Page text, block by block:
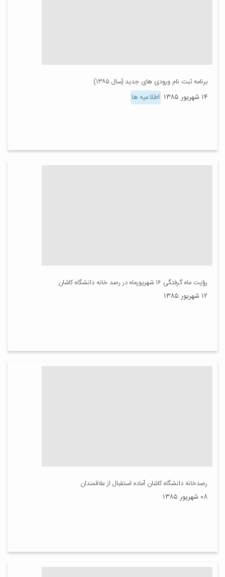
برنامه ثبت نام ورودی های جدید (سال ۱۳۸۵)
۱۴ شهریور ۱۳۸۵ اطلاعیه ها
رؤیت ماه گرفتگی ۱۶ شهریورماه در رصد خانه دانشگاه کاشان
۱۲ شهریور ۱۳۸۵
رصدخانه دانشگاه کاشان آماده استقبال از علاقمندان
۰۸ شهریور ۱۳۸۵